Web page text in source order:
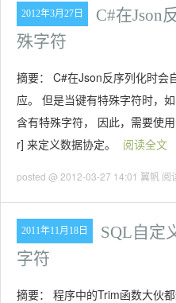
2012年3月27日
C#在Json
殊字符
摘要： C#在Json反序列化时会
应。 但是当键有特殊字符时，
含有特殊字符， 因此，需要使
r] 来定义数据协定。
阅读全文
posted @ 2012-03-27 14:01 翼帆 阅
2011年11月18日
SQL自定
字符
摘要： 程序中的Trim函数大伙